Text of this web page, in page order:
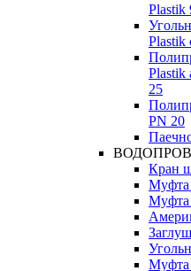
Plastik
Plastik
25
PN 20
Кран
Муфта
Муфта
Муфта